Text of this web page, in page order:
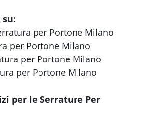
su:
per Portone Milano
per Portone Milano
per Portone Milano
per Portone Milano
per le Serrature Per